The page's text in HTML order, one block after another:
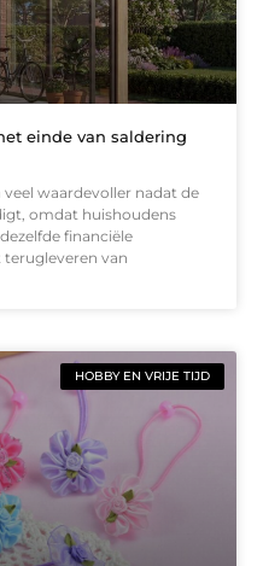
einde van saldering
waardevoller nadat de
omdat huishoudens
financiële
van
HOBBY EN VRIJE TIJD